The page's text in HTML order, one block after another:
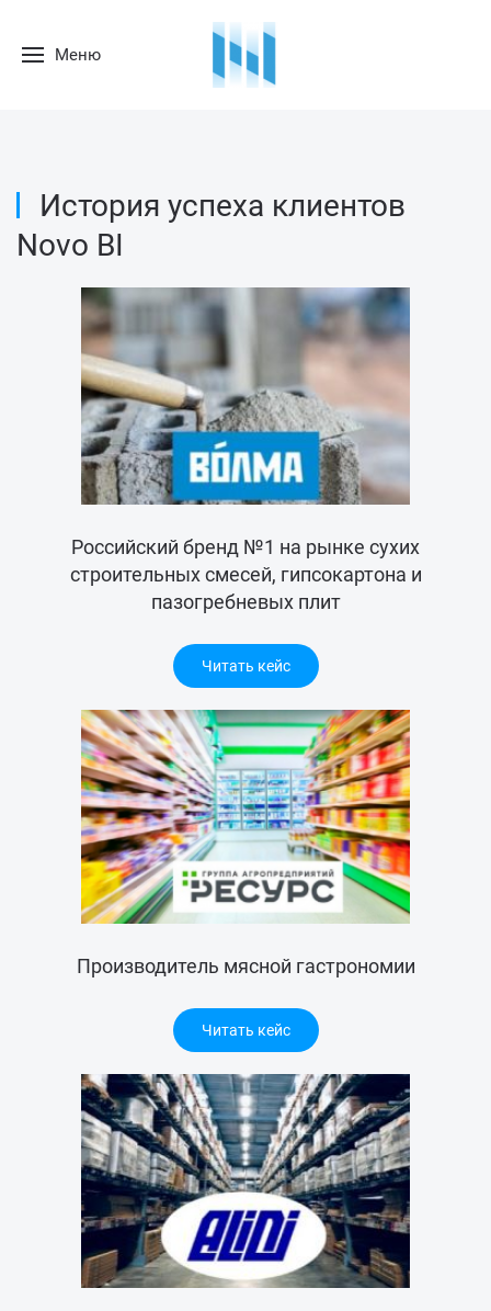
Меню
История успеха клиентов
Novo BI
Российский бренд №1 на рынке сухих
строительных смесей, гипсокартона и
пазогребневых плит
Читать кейс
Производитель мясной гастрономии
Читать кейс